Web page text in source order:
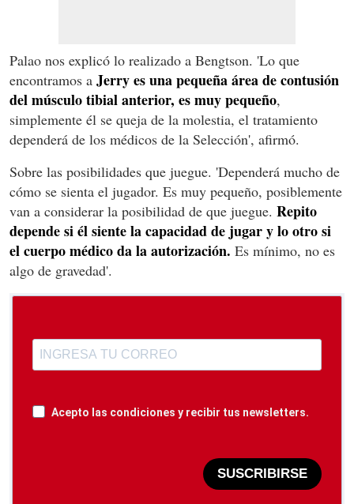
Palao nos explicó lo realizado a Bengtson. 'Lo que
encontramos a Jerry es una pequeña área de contusión
del músculo tibial anterior, es muy pequeño,
simplemente él se queja de la molestia, el tratamiento
dependerá de los médicos de la Selección', afirmó.
Sobre las posibilidades que juegue. 'Dependerá mucho de
cómo se sienta el jugador. Es muy pequeño, posiblemente
van a considerar la posibilidad de que juegue. Repito
depende si él siente la capacidad de jugar y lo otro si
el cuerpo médico da la autorización. Es mínimo, no es
algo de gravedad'.
Acepto las condiciones y recibir tus newsletters.
SUSCRIBIRSE